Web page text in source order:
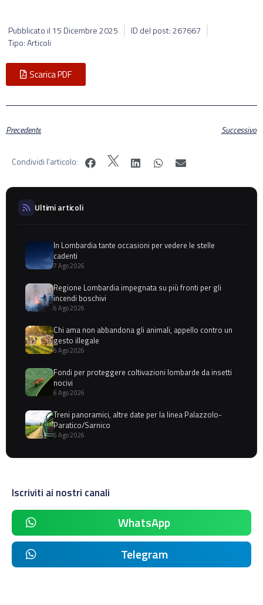
Pubblicato il 15 Dicembre 2025
ID del post: 267667
Tipo: Articoli
Scarica PDF
Precedente Successivo
Condividi l'articolo:
Ultimi articoli
In Lombardia tante occasioni per vedere le stelle
cadenti
7 Ago 2026
Regione Lombardia impegnata su più fronti per gli
incendi boschivi
6 Ago 2026
Chi ama non abbandona gli animali, appello contro un
gesto illegale
6 Ago 2026
Fondi per proteggere coltivazioni lombarde da insetti
nocivi
6 Ago 2026
Treni panoramici, altre date per la linea Palazzolo-
Paratico/Sarnico
6 Ago 2026
Iscriviti ai nostri canali
WhatsApp
Telegram